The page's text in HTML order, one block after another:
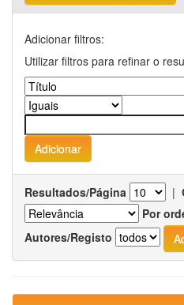
Adicionar filtros:
Utilizar filtros para refinar o
Resultados/Página |
Por
Autores/Registo